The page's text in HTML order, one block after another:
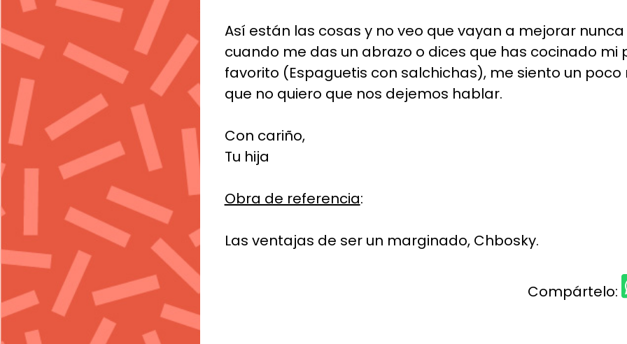
Así están las cosas y no veo que vayan a mejorar
cuando me das un abrazo o dices que has cocinado mi
favorito (Espaguetis con salchichas), me siento un poco
que no quiero que nos dejemos hablar.
Con cariño,
Tu hija
Obra de referencia:
Las ventajas de ser un marginado, Chbosky.
Compártelo: